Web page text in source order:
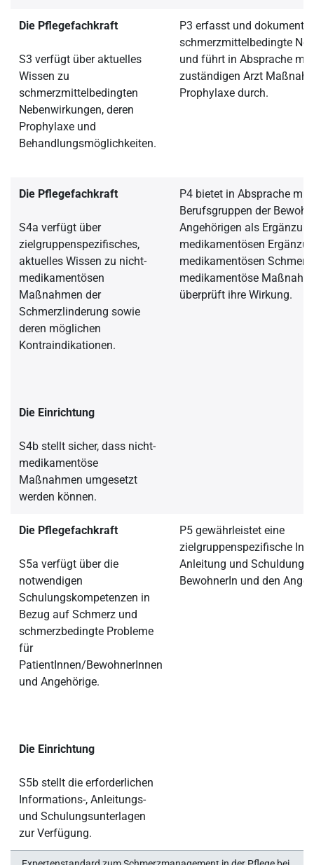
Die Pflegefachkraft
S3 verfügt über aktuelles
Wissen zu
schmerzmittelbedingten
Nebenwirkungen, deren
Prophylaxe und
Behandlungsmöglichkeiten.
P3 erfasst und
schmerzmittelbedingte
und führt in Absprache mit
zuständigen Arzt
Prophylaxe durch.
Die Pflegefachkraft
S4a verfügt über
zielgruppenspezifisches,
aktuelles Wissen zu nicht-
medikamentösen
Maßnahmen der
Schmerzlinderung sowie
deren möglichen
Kontraindikationen.
Die Einrichtung
S4b stellt sicher, dass nicht-
medikamentöse
Maßnahmen umgesetzt
werden können.
P4 bietet in Absprache mit
Berufsgruppen der
Angehörigen als
medikamentösen
medikamentösen
medikamentöse
überprüft ihre Wirkung.
Die Pflegefachkraft
S5a verfügt über die
notwendigen
Schulungskompetenzen in
Bezug auf Schmerz und
schmerzbedingte Probleme
für
PatientInnen/BewohnerInnen
und Angehörige.
Die Einrichtung
S5b stellt die erforderlichen
Informations-, Anleitungs-
und Schulungsunterlagen
zur Verfügung.
P5 gewährleistet eine
zielgruppenspezifische
Anleitung und Schuldung
BewohnerIn und den